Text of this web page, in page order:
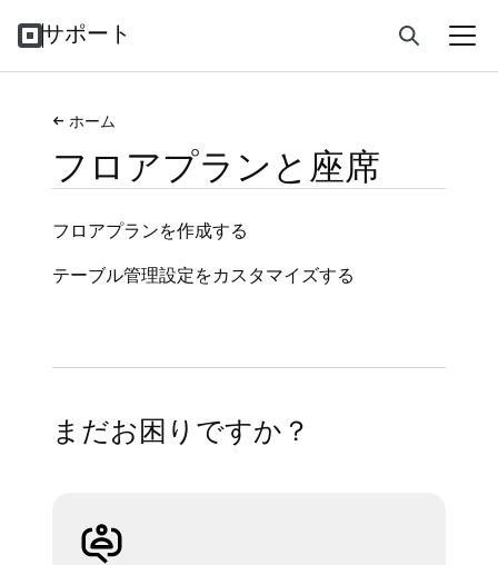
サポート
ホーム
フロアプランと座席
フロアプランを作成する
テーブル管理設定をカスタマイズする
まだお困りですか？